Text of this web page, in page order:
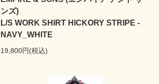
ンズ)
L/S WORK SHIRT HICKORY STRIPE -
NAVY_WHITE
19,800円(税込)